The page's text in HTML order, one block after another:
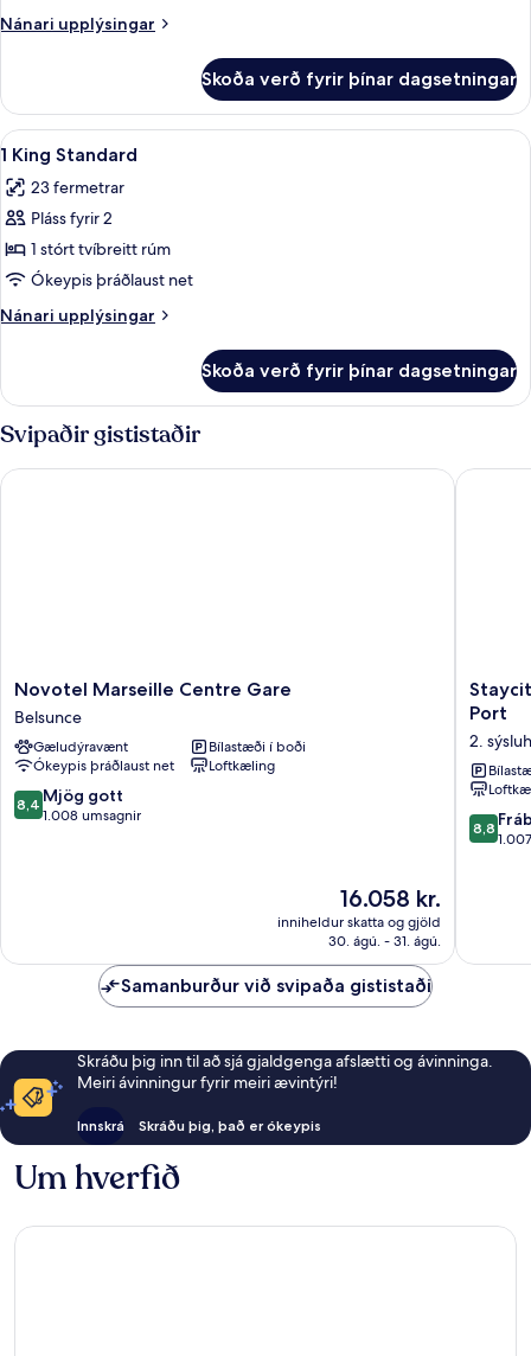
Standard
Accessible
Nánari upplýsingar
Nánari
Queen
Standard
Accessible
Skoða verð fyrir þínar dagsetningar
Skoða
allar
myndir
fyrir
1
King
Standard
Rúmföt af bestu gerð, öryggishólf í
8
1 King Standard
23 fermetrar
Pláss fyrir 2
1 stórt tvíbreitt rúm
Ókeypis þráðlaust net
Nánari upplýsingar
Nánari
King
Standard
Skoða verð fyrir þínar dagsetningar
Svipaðir gististaðir
Novotel
Marseille
Centre
Gare
Belsunce
Novotel Marseille Centre Gare
Belsunce
Gæludýravænt
Bílastæði í boði
Ókeypis þráðlaust net
Loftkæling
8.4
af
8,4 Mjög gott
1.008 umsagnir
Verðið
er
16.058 kr.
16.058 kr.
inniheldur skatta og gjöld
30. ágú. - 31. ágú.
Novotel Marseille Centre Gare
Staycity
Centre
Vieux
Port
2.
Port
2.
8.8
af
8,8
Staycity
Samanburður við svipaða gististaði
Skráðu þig inn til að sjá gjaldgenga afslætti og ávinninga.
Meiri ávinningur fyrir meiri ævintýri!
Innskrá Skráðu þig, það er ókeypis
Um hverfið